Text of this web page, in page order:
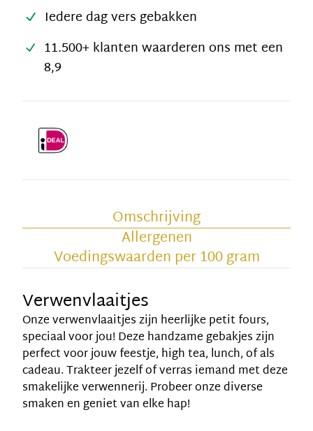
Iedere dag vers gebakken
11.500+ klanten waarderen ons met een
8,9
Omschrijving
Allergenen
Voedingswaarden per 100 gram
Verwenvlaaitjes
Onze verwenvlaaitjes zijn heerlijke petit fours,
speciaal voor jou! Deze handzame gebakjes zijn
perfect voor jouw feestje, high tea, lunch, of als
cadeau. Trakteer jezelf of verras iemand met deze
smakelijke verwennerij. Probeer onze diverse
smaken en geniet van elke hap!